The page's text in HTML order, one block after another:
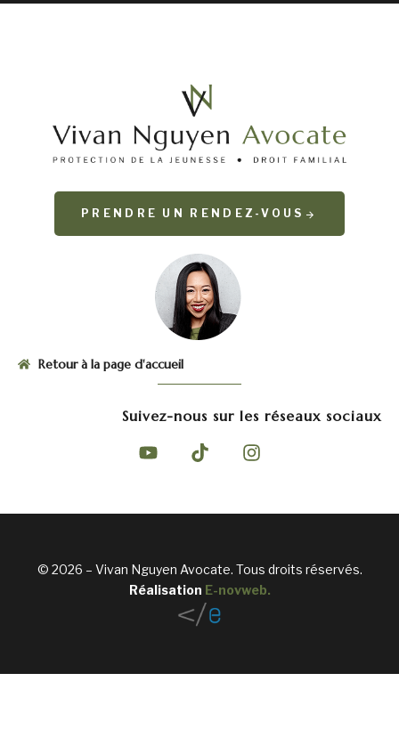
PRENDRE UN RENDEZ-VOUS
Retour à la page d'accueil
Suivez-nous sur les réseaux sociaux
© 2026 – Vivan Nguyen Avocate. Tous droits réservés.
Réalisation E-novweb.